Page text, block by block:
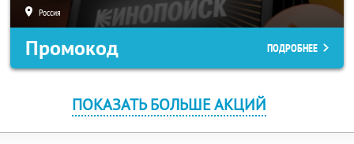
Россия
Промокод ПОДРОБНЕЕ
ПОКАЗАТЬ БОЛЬШЕ АКЦИЙ